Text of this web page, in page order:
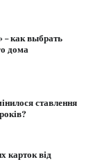
как выбрать
дома
ставлення
карток від